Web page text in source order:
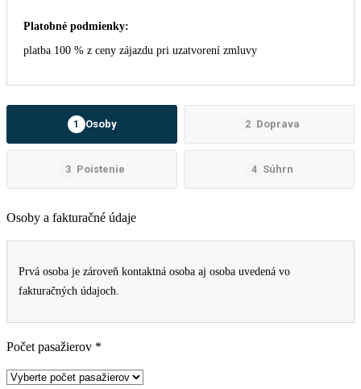
Platobné podmienky:
platba 100 % z ceny zájazdu pri uzatvorení zmluvy
1 Osoby 2 Doprava
3 Poistenie 4 Súhrn
Osoby a fakturačné údaje
Prvá osoba je zároveň kontaktná osoba aj osoba uvedená vo
fakturačných údajoch.
Počet pasažierov *